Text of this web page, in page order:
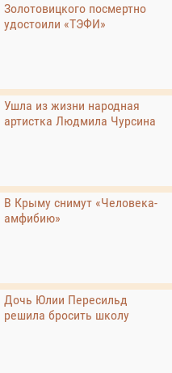
Золотовицкого посмертно
удостоили «ТЭФИ»
Ушла из жизни народная
артистка Людмила Чурсина
В Крыму снимут «Человека-
амфибию»
Дочь Юлии Пересильд
решила бросить школу